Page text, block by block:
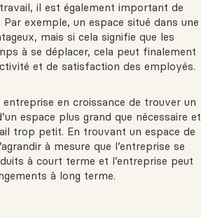
il est également important de
exemple, un espace situé dans une
mais si cela signifie que les
à se déplacer, cela peut finalement
et de satisfaction des employés.
en croissance de trouver un
espace plus grand que nécessaire et
trop petit. En trouvant un espace de
à mesure que l’entreprise se
à court terme et l’entreprise peut
à long terme.